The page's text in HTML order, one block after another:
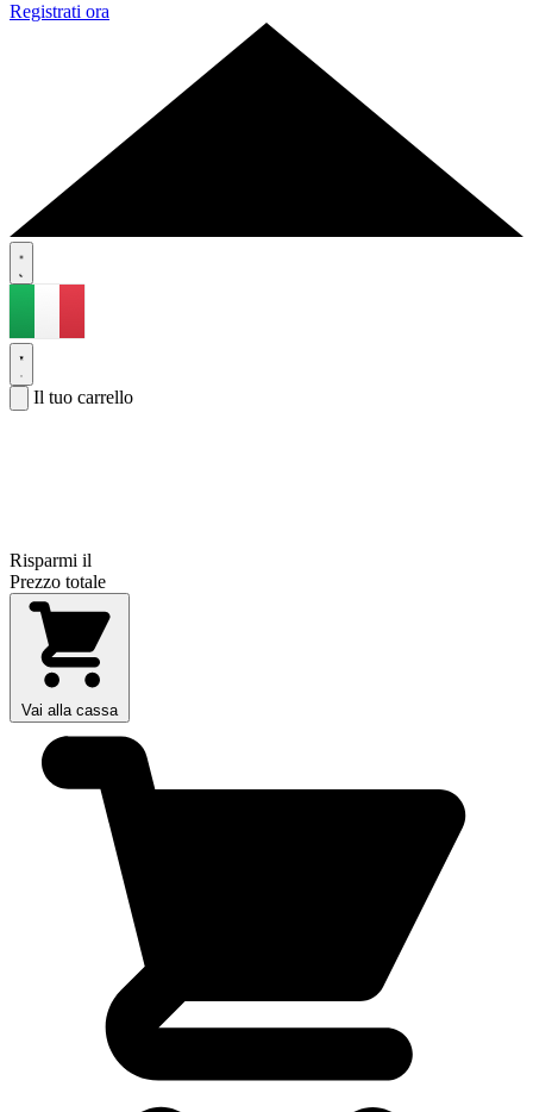
Registrati ora
Il tuo carrello
Risparmi il
Prezzo totale
Vai alla cassa